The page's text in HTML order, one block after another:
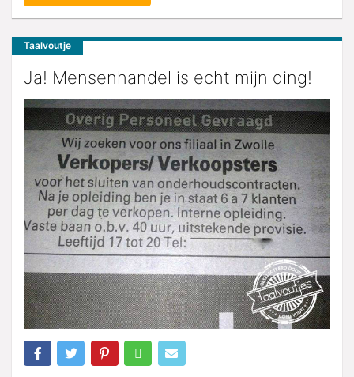
Taalvoutje
Ja! Mensenhandel is echt mijn ding!